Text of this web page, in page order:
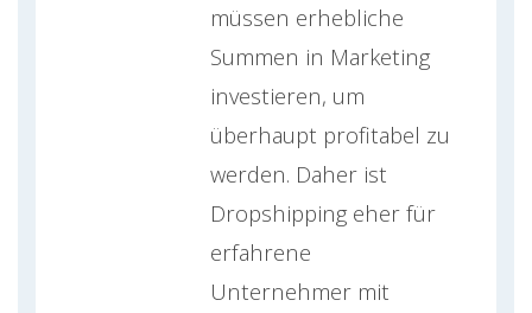
müssen erhebliche
Summen in Marketing
investieren, um
überhaupt profitabel zu
werden. Daher ist
Dropshipping eher für
erfahrene
Unternehmer mit